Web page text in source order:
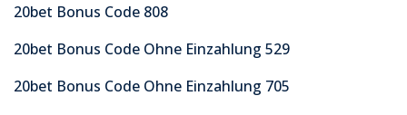
20bet Bonus Code 808
20bet Bonus Code Ohne Einzahlung 529
20bet Bonus Code Ohne Einzahlung 705